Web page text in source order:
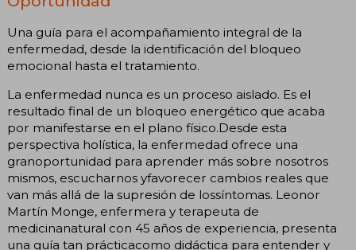
Una guía para el acompañamiento integral de la
enfermedad, desde la identificación del bloqueo
emocional hasta el tratamiento.
La enfermedad nunca es un proceso aislado. Es el
resultado final de un bloqueo energético que acaba
por manifestarse en el plano físico.Desde esta
perspectiva holística, la enfermedad ofrece una
granoportunidad para aprender más sobre nosotros
mismos, escucharnos yfavorecer cambios reales que
van más allá de la supresión de lossíntomas. Leonor
Martín Monge, enfermera y terapeuta de
medicinanatural con 45 años de experiencia, presenta
una guía tan prácticacomo didáctica para entender y